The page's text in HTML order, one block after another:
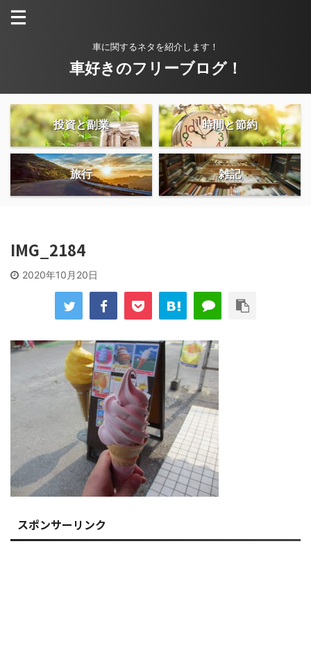
車に関するネタを紹介します！
車好きのフリーブログ！
投資と副業 時間と節約
旅行 雑記
IMG_2184
2020年10月20日
スポンサーリンク